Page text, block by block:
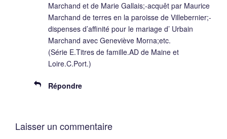
Marchand et de Marie Gallais;-acquêt par Maurice
Marchand de terres en la paroisse de Villebernier;-
dispenses d’affinité pour le mariage d’ Urbain
Marchand avec Geneviève Morna;etc.
(Série E.Titres de famille.AD de Maine et
Loire.C.Port.)
Répondre
Laisser un commentaire